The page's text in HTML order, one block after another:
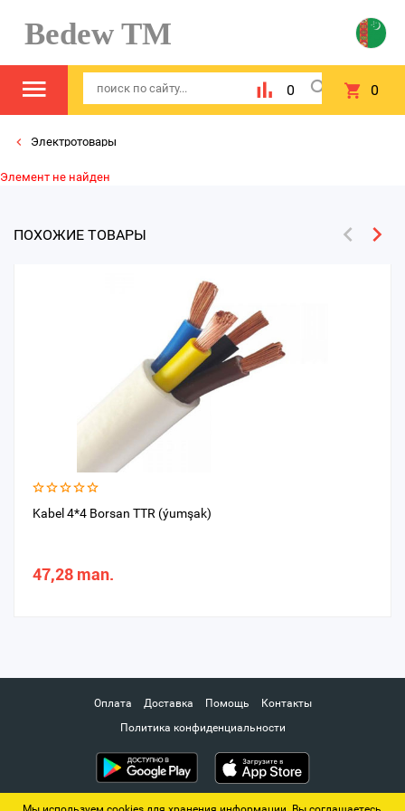
Bedew TM
0 0
Электротовары
Элемент не найден
ПОХОЖИЕ ТОВАРЫ
Kabel 4*4 Borsan TTR (ýumşak)
47,28 man.
Оплата Доставка Помощь
Контакты
Политика конфиденциальности